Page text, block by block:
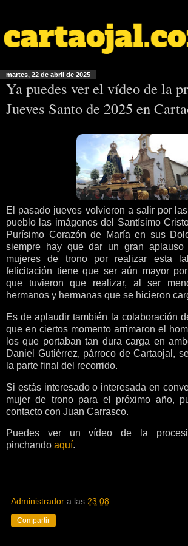
martes, 22 de abril de 2025
Ya puedes ver el vídeo de la
Jueves Santo de 2025 en
El pasado jueves volvieron a salir por
pueblo las imágenes del Santísimo
Purísimo Corazón de María en sus
siempre hay que dar un gran
mujeres de trono por realizar esta
felicitación tiene que ser aún mayor
que tuvieron que realizar, al ser
hermanos y hermanas que se hicieron
Es de aplaudir también la colaboración
que en ciertos momento arrimaron el
los que portaban tan dura carga en
Daniel Gutiérrez, párroco de Cartaojal,
la parte final del recorrido.
Si estás interesado o interesada en
mujer de trono para el próximo año,
contacto con Juan Carrasco.
Puedes ver un vídeo de la
pinchando aquí.
Administrador a las 23:08
Compartir